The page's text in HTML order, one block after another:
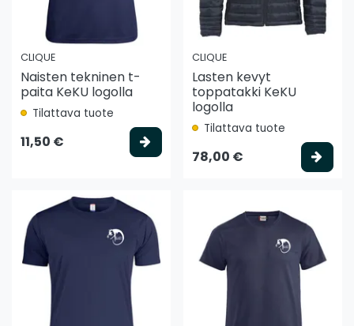
CLIQUE
Naisten tekninen t-
paita KeKU logolla
Tilattava tuote
11,50 €
CLIQUE
Lasten kevyt
toppatakki KeKU
logolla
Tilattava tuote
78,00 €